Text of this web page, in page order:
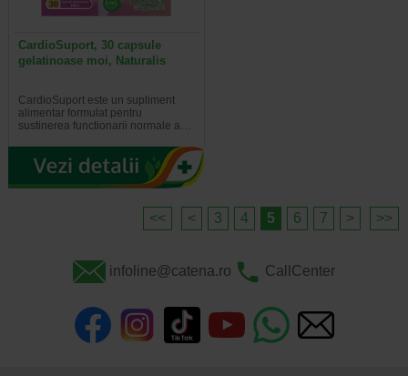
CardioSuport, 30 capsule
gelatinoase moi, Naturalis
CardioSuport este un supliment
alimentar formulat pentru
sustinerea functionarii normale a…
<< < 3 4 5 6 7 > >>
infoline@catena.ro CallCenter